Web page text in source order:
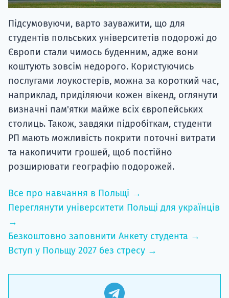
Підсумовуючи, варто зауважити, що для
студентів польських університетів подорожі до
Європи стали чимось буденним, адже вони
коштують зовсім недорого. Користуючись
послугами лоукостерів, можна за короткий час,
наприклад, приділяючи кожен вікенд, оглянути
визначні пам'ятки майже всіх європейських
столиць. Також, завдяки підробіткам, студенти
РП мають можливість покрити поточні витрати
та накопичити грошей, щоб постійно
розширювати географію подорожей.
Все про навчання в Польщі →
Переглянути університети Польщі для українців
→
Безкоштовно заповнити Анкету студента →
Вступ у Польщу 2027 без стресу →